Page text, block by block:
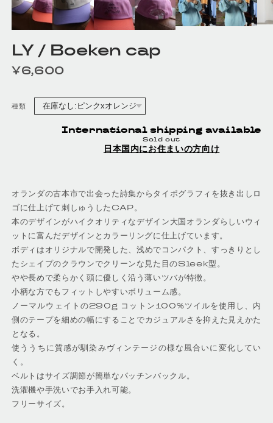
LY / Boeken cap
定価
¥6,600
種類
International shipping available
Sold out
日本国内にお住まいの方向け
オランダの古本市で出会った詩集からタイポグラフィを抜き出しロ
ゴに仕上げて刺しゅうしたCAP。
本のデザインがハイクオリティなデザイン大国オランダらしいウィ
ットに富んだデザインとカラーリングに仕上げています。
ボディはオリジナルで開発した、浅めでコンパクト、すっきりとし
たシェイプのクラウンでクリーンな見た目のSleek型。
やや長めで柔らかく頭に優しく沿う薄いツバが特徴。
小柄な方でもフィットしやすいボリューム感。
ノーマルウェイトの290g コットン100%ツイルを使用し、内
側のテープを細めの幅にすることでカジュアルさを抑えた見えかた
となる。
使ううちに質感が馴染みヴィンテージの様な風合いに変化してい
く。
ベルトはサイズ調節が簡単なパッチンバックル。
洗濯機や手洗いでお手入れ可能。
フリーサイズ。